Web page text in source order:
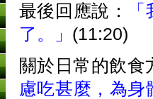
最後回應說：
了。」 (11:20)
關於日常的飲食
慮吃甚麼，為